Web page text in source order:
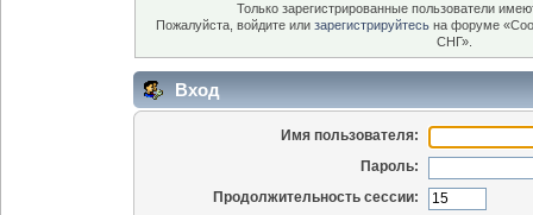
Только зарегистрированные пользователи
Пожалуйста, войдите или зарегистрируйтесь на форуме
СНГ».
Вход
Имя пользователя:
Пароль:
Продолжительность сессии: